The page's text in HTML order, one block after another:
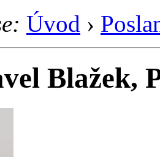
Úvod ›
Blažek,